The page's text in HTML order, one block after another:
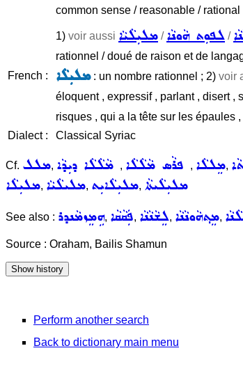
common sense / reasonable / rational
French :
1) voir aussi ܡܠܝܼܠܵܝܵܐ /ܠܦܘܼܬ ܗܵܘܢܵܐ /
rationnel / doué de raison et de
ܡܠܝܼܠܵܐ: un nombre rationnel ; 2) voir
éloquent , expressif , parlant , disert ,
risques , qui a la tête sur les épaules
Dialect :
Classical Syriac
Cf. ܡܠܠ, , , ܡܸܠܠܵܐ,
ܡܠܝܼܠܵܐ, ܡܠܝܠܵܝܵܐ, ܡܠܝܼܠܵܐܝܼܬ, ܡܠܝܼܠܵܝܬܵܐ
See also : ܗܹܡܸܙܡܵܢܕܪ, ܦܲܩܵܩܵܐ, ܠܸܫܵܢܵܢܵܐ, ܡܸܬ݂ܗܵܘܢܵܢܵܐ,
Source : Oraham, Bailis Shamun
Perform another search
Back to dictionary main menu